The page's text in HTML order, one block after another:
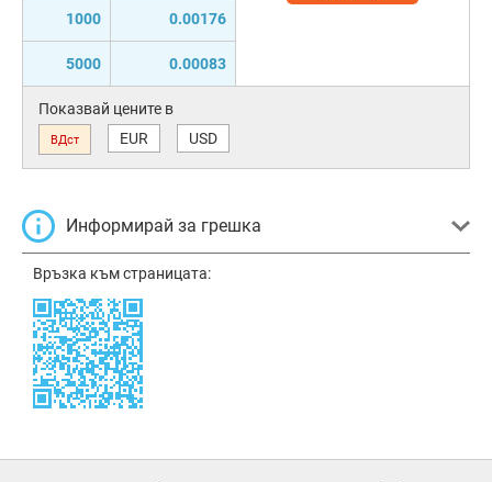
1000 0.00176
5000 0.00083
Показвай цените в
ВДст EUR USD
Информирай за грешка
Връзка към страницата: